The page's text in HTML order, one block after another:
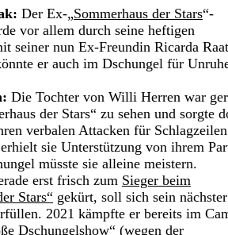
Der Ex-„Sommerhaus der Stars“-
vor allem durch seine heftigen
seiner nun Ex-Freundin Ricarda
er auch im Dschungel für
Die Tochter von Willi Herren war
der Stars“ zu sehen und sorgte
verbalen Attacken für
sie Unterstützung von ihrem
müsste sie alleine meistern.
erst frisch zum Sieger beim
Stars“ gekürt, soll sich sein nächster
2021 kämpfte er bereits im
Dschungelshow“ (wegen der